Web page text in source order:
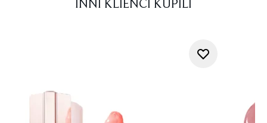
INNI KLIENCI KUPILI